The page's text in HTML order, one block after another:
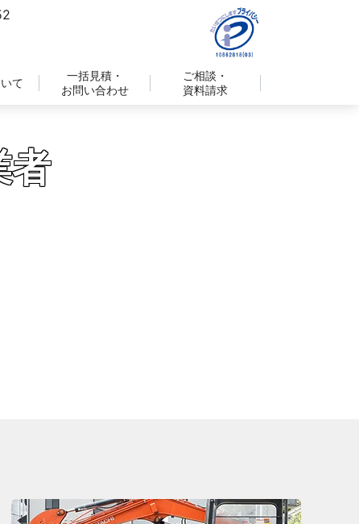
て
一括見積・
お問い合わせ
ご相談・
資料請求
者